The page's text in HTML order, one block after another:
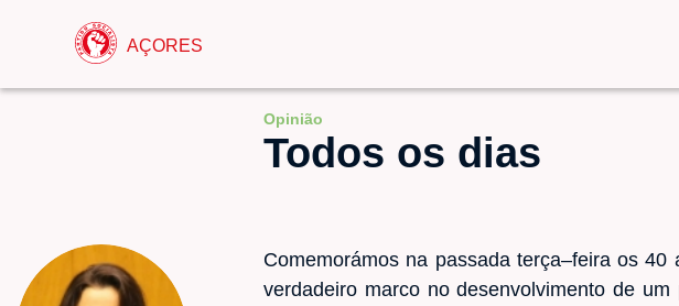
AÇORES
Opinião
Todos os dias
Comemorámos na passada terça–feira os
verdadeiro marco no desenvolvimento de